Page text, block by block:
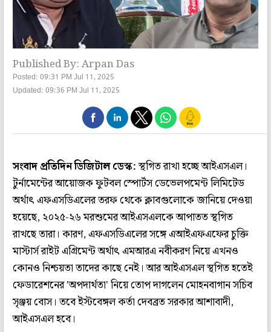
Published By: Arpan Das
Posted: 09:31 PM Jul 11, 2025
Updated: 09:36 PM Jul 11, 2025
সংবাদ প্রতিদিন ডিজিটাল ডেস্ক:স্থগিত রাখা হচ্ছে আইএসএল।
টুর্নামেন্টের আয়োজক ফুটবল স্পোর্টস ডেভেলপমেন্ট লিমিটেড
অর্থাৎ এফএসডিএলের তরফ থেকে ক্লাবগুলোকে জানিয়ে দেওয়া
হয়েছে, ২০২৫-২৬ মরশুমের আইএসএলকে আপাতত স্থগিত
রাখছে তারা। কারণ, এফএসডিএলের সঙ্গে এআইএফএফের চুক্তি
মাস্টার্স রাইট এগ্রিমেন্ট অর্থাৎ এমআরএ নবীকরণ নিয়ে এখনও
কোনও নিশ্চয়তা তাদের কাছে নেই। আর আইএসএল স্থগিত হতেই
ফেডারেশনের 'অপদার্থতা' নিয়ে তোপ দাগলেন মোহনবাগান সচিব
সৃঞ্জয় বোস। তবে ইস্টবেঙ্গল কর্তা দেবব্রত সরকার আশাবাদী,
আইএসএল হবে।